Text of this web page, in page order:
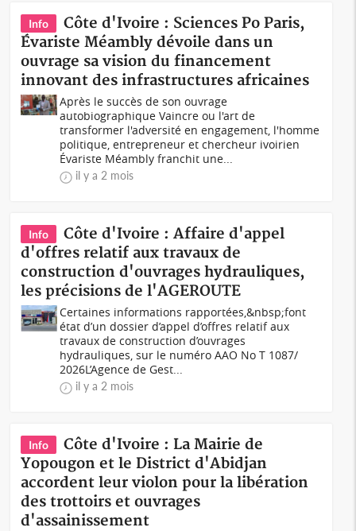
Info
Côte d'Ivoire : Sciences Po Paris,
Évariste Méambly dévoile dans un
ouvrage sa vision du financement
innovant des infrastructures africaines
Après le succès de son ouvrage
autobiographique Vaincre ou l'art de
transformer l'adversité en engagement, l'homme
politique, entrepreneur et chercheur ivoirien
Évariste Méambly franchit une...
il y a 2 mois
Info
Côte d'Ivoire : Affaire d'appel
d'offres relatif aux travaux de
construction d'ouvrages hydrauliques,
les précisions de l'AGEROUTE
Certaines informations rapportées,&nbsp;font
état d’un dossier d’appel d’offres relatif aux
travaux de construction d’ouvrages
hydrauliques, sur le numéro AAO No T 1087/
2026L’Agence de Gest...
il y a 2 mois
Info
Côte d'Ivoire : La Mairie de
Yopougon et le District d'Abidjan
accordent leur violon pour la libération
des trottoirs et ouvrages
d'assainissement